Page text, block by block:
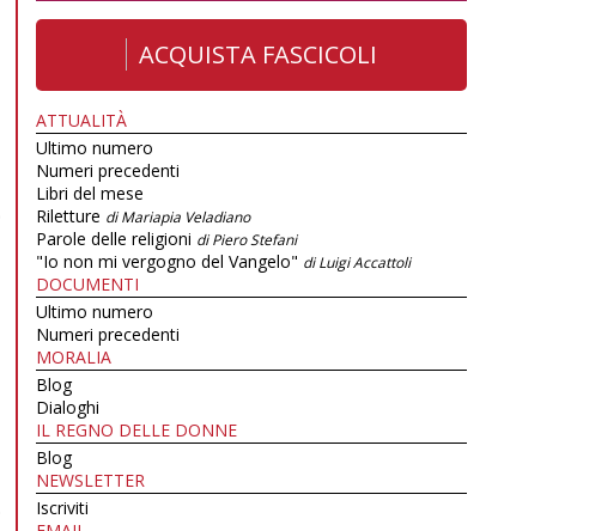
ACQUISTA FASCICOLI
ATTUALITÀ
Ultimo numero
Numeri precedenti
Libri del mese
Riletture di Mariapia Veladiano
Parole delle religioni di Piero Stefani
"Io non mi vergogno del Vangelo" di Luigi Accattoli
DOCUMENTI
Ultimo numero
Numeri precedenti
MORALIA
Blog
Dialoghi
IL REGNO DELLE DONNE
Blog
NEWSLETTER
Iscriviti